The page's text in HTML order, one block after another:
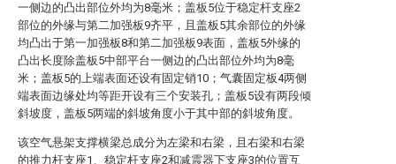
一侧边的凸出部位外均为8毫米；盖板5位于稳定杆支座2
部位的外缘与第二加强板9齐平，且盖板5其余部位的外缘
均凸出于第一加强板8和第二加强板9表面，盖板5外缘的
凸出长度除盖板5中部平台一侧边的凸出部位外均为8毫
米；盖板5的上端表面还设有固定销10；气囊固定板4两侧
端表面边缘处均等距开设有三个安装孔；盖板5设有两段倾
斜坡度，盖板5两端的斜坡角度小于其中部的斜坡角度。
该空气悬架支撑横梁总成分为左梁和右梁，且右梁和右梁
的推力杆支座1、稳定杆支座2和减震器下支座3的位置互